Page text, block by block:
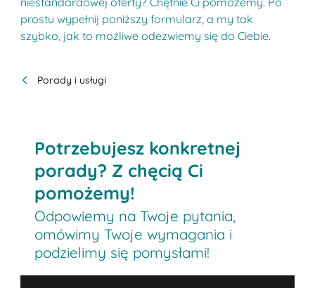
prostu wypełnij poniższy formularz, a my tak
szybko, jak to możliwe odezwiemy się do Ciebie.
Porady i usługi
Potrzebujesz konkretnej
porady? Z chęcią Ci
pomożemy!
Odpowiemy na Twoje pytania,
omówimy Twoje wymagania i
podzielimy się pomysłami!